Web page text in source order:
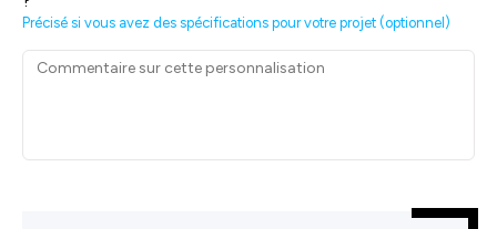
Précisé si vous avez des spécifications pour votre projet (optionnel)